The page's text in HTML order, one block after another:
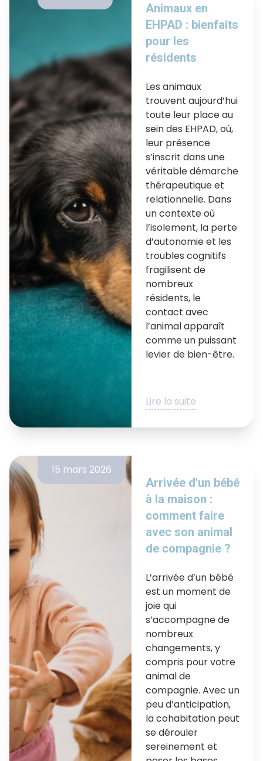
Animaux en
EHPAD : bienfaits
pour les
résidents
Les animaux
trouvent aujourd’hui
toute leur place au
sein des EHPAD, où,
leur présence
s’inscrit dans une
véritable démarche
thérapeutique et
relationnelle. Dans
un contexte où
l’isolement, la perte
d’autonomie et les
troubles cognitifs
fragilisent de
nombreux
résidents, le
contact avec
l’animal apparaît
comme un puissant
levier de bien-être.
Lire la suite
15 mars 2026
Arrivée d'un bébé
à la maison :
comment faire
avec son animal
de compagnie ?
L’arrivée d’un bébé
est un moment de
joie qui
s’accompagne de
nombreux
changements, y
compris pour votre
animal de
compagnie. Avec un
peu d’anticipation,
la cohabitation peut
se dérouler
sereinement et